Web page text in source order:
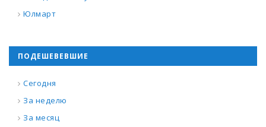
Юлмарт
ПОДЕШЕВЕВШИЕ
Сегодня
За неделю
За месяц